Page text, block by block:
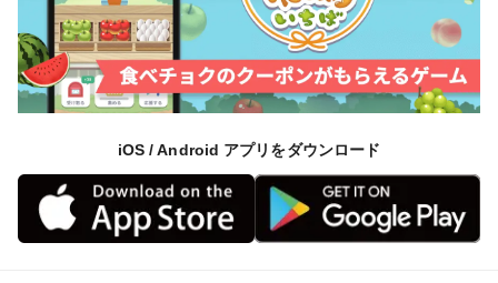
iOS / Android アプリをダウンロード